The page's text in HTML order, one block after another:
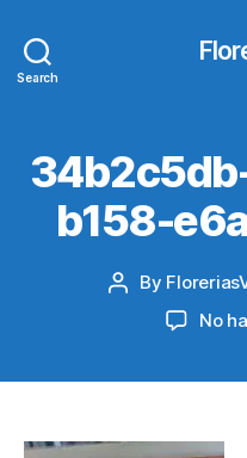
Search
b158-
Post
author
By
No